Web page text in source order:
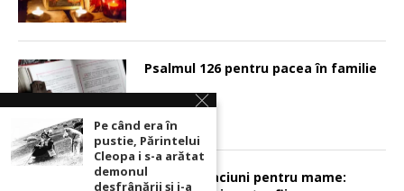
Psalmul 126 pentru pacea în familie
Sunt 2 rugaciuni pentru mame:
Pe când era în
pustie, Părintelui
Cleopa i s-a arătat
demonul
desfrânării şi i-a